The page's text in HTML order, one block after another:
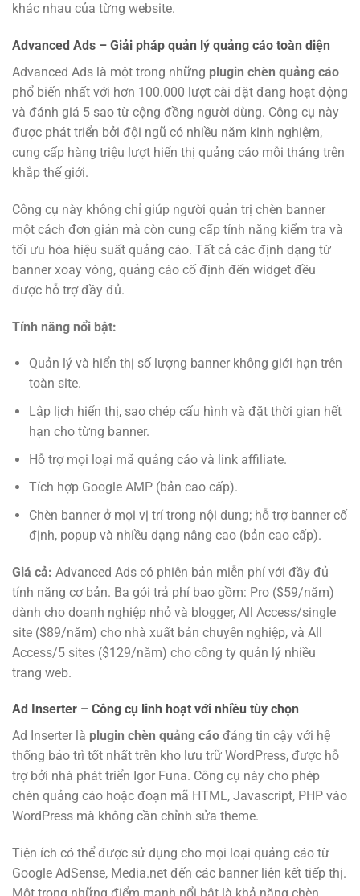
khác nhau của từng website.
Advanced Ads – Giải pháp quản lý quảng cáo toàn diện
Advanced Ads là một trong những plugin chèn quảng cáo
phổ biến nhất với hơn 100.000 lượt cài đặt đang hoạt động
và đánh giá 5 sao từ cộng đồng người dùng. Công cụ này
được phát triển bởi đội ngũ có nhiều năm kinh nghiệm,
cung cấp hàng triệu lượt hiển thị quảng cáo mỗi tháng trên
khắp thế giới.
Công cụ này không chỉ giúp người quản trị chèn banner
một cách đơn giản mà còn cung cấp tính năng kiểm tra và
tối ưu hóa hiệu suất quảng cáo. Tất cả các định dạng từ
banner xoay vòng, quảng cáo cố định đến widget đều
được hỗ trợ đầy đủ.
Tính năng nổi bật:
Quản lý và hiển thị số lượng banner không giới hạn trên
toàn site.
Lập lịch hiển thị, sao chép cấu hình và đặt thời gian hết
hạn cho từng banner.
Hỗ trợ mọi loại mã quảng cáo và link affiliate.
Tích hợp Google AMP (bản cao cấp).
Chèn banner ở mọi vị trí trong nội dung; hỗ trợ banner cố
định, popup và nhiều dạng nâng cao (bản cao cấp).
Giá cả: Advanced Ads có phiên bản miễn phí với đầy đủ
tính năng cơ bản. Ba gói trả phí bao gồm: Pro ($59/năm)
dành cho doanh nghiệp nhỏ và blogger, All Access/single
site ($89/năm) cho nhà xuất bản chuyên nghiệp, và All
Access/5 sites ($129/năm) cho công ty quản lý nhiều
trang web.
Ad Inserter – Công cụ linh hoạt với nhiều tùy chọn
Ad Inserter là plugin chèn quảng cáo đáng tin cậy với hệ
thống bảo trì tốt nhất trên kho lưu trữ WordPress, được hỗ
trợ bởi nhà phát triển Igor Funa. Công cụ này cho phép
chèn quảng cáo hoặc đoạn mã HTML, Javascript, PHP vào
WordPress mà không cần chỉnh sửa theme.
Tiện ích có thể được sử dụng cho mọi loại quảng cáo từ
Google AdSense, Media.net đến các banner liên kết tiếp thị.